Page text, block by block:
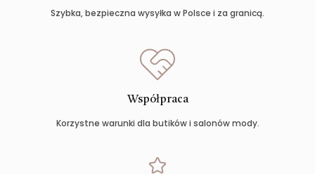
Szybka, bezpieczna wysyłka w Polsce i za granicą.
Współpraca
Korzystne warunki dla butików i salonów mody.